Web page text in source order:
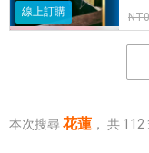
線上訂購 NT0
本次搜尋 花蓮 ， 共 112